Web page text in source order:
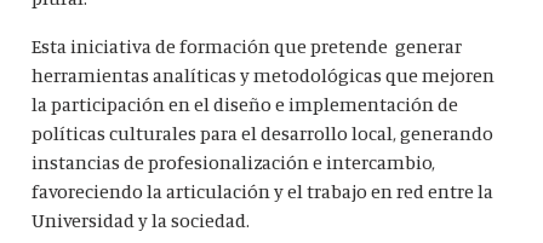
Esta iniciativa de formación que pretende generar
herramientas analíticas y metodológicas que mejoren
la participación en el diseño e implementación de
políticas culturales para el desarrollo local, generando
instancias de profesionalización e intercambio,
favoreciendo la articulación y el trabajo en red entre la
Universidad y la sociedad.